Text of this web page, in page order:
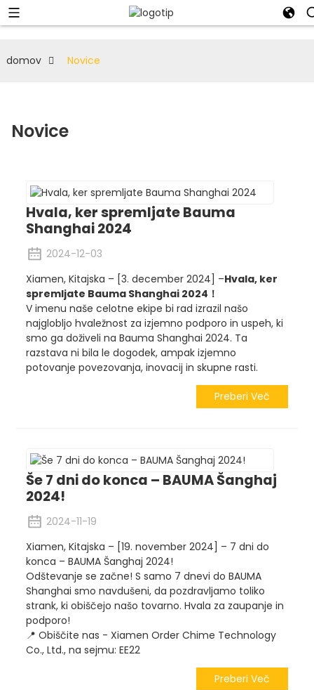
domov Novice
Novice
Hvala, ker spremljate Bauma
Shanghai 2024
2024-12-03
Xiamen, Kitajska – [3. december 2024] –Hvala, ker
spremljate Bauma Shanghai 2024！
V imenu naše celotne ekipe bi rad izrazil našo
najglobljo hvaležnost za izjemno podporo in uspeh, ki
smo ga doživeli na Bauma Shanghai 2024. Ta
razstava ni bila le dogodek, ampak izjemno
potovanje povezovanja, inovacij in skupne rasti.
Preberi Več
Še 7 dni do konca – BAUMA Šanghaj
2024!
2024-11-19
Xiamen, Kitajska – [19. november 2024] – 7 dni do
konca – BAUMA Šanghaj 2024!
Odštevanje se začne! S samo 7 dnevi do BAUMA
Shanghai smo navdušeni, da pozdravljamo toliko
strank, ki obiščejo našo tovarno. Hvala za zaupanje in
podporo!
📍 Obiščite nas - Xiamen Order Chime Technology
Co., Ltd., na sejmu: EE22
Preberi Več